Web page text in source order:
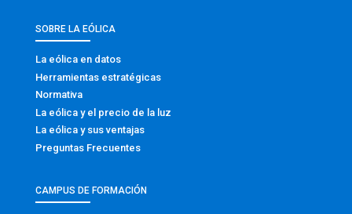
SOBRE LA EÓLICA
La eólica en datos
Herramientas estratégicas
Normativa
La eólica y el precio de la luz
La eólica y sus ventajas
Preguntas Frecuentes
CAMPUS DE FORMACIÓN